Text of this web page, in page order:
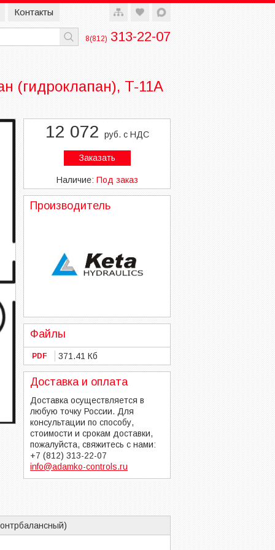
Контакты
8(812) 313-22-07
(гидроклапан), T-11A
12 072 руб. с НДС
Заказать
Наличие: Под заказ
Производитель
Файлы
PDF 371.41 Кб
Доставка и оплата
Доставка осуществляется в
любую точку России. Для
консультации по способу,
стоимости и срокам доставки,
пожалуйста, свяжитесь с нами:
+7 (812) 313-22-07
info@adamko-controls.ru